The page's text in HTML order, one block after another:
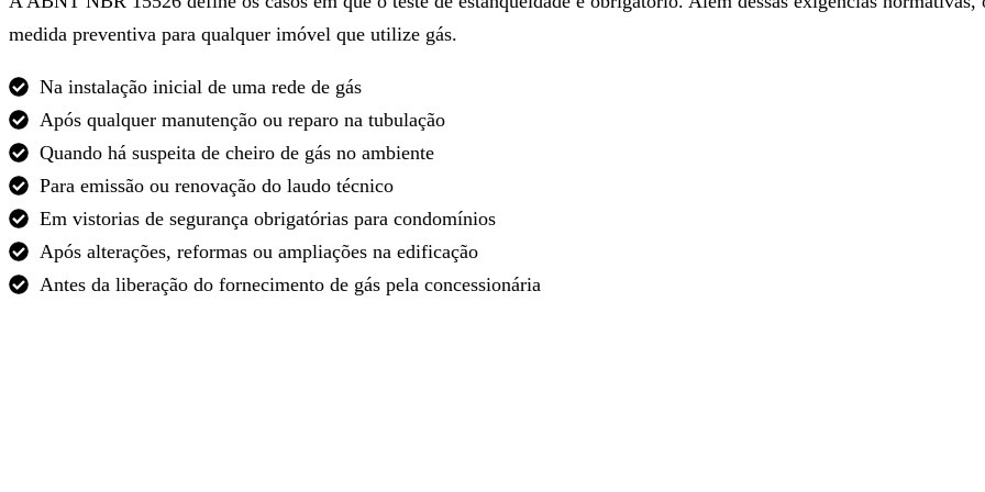
medida preventiva para qualquer imóvel que utilize gás.
Na instalação inicial de uma rede de gás
Após qualquer manutenção ou reparo na tubulação
Quando há suspeita de cheiro de gás no ambiente
Para emissão ou renovação do laudo técnico
Em vistorias de segurança obrigatórias para condomínios
Após alterações, reformas ou ampliações na edificação
Antes da liberação do fornecimento de gás pela concessionária